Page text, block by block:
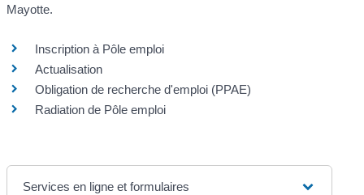
Mayotte.
Inscription à Pôle emploi
Actualisation
Obligation de recherche d'emploi (PPAE)
Radiation de Pôle emploi
Services en ligne et formulaires